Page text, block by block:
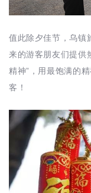
值此除夕佳节，乌镇
来的游客朋友们提供
精神”，用最饱满的
客！